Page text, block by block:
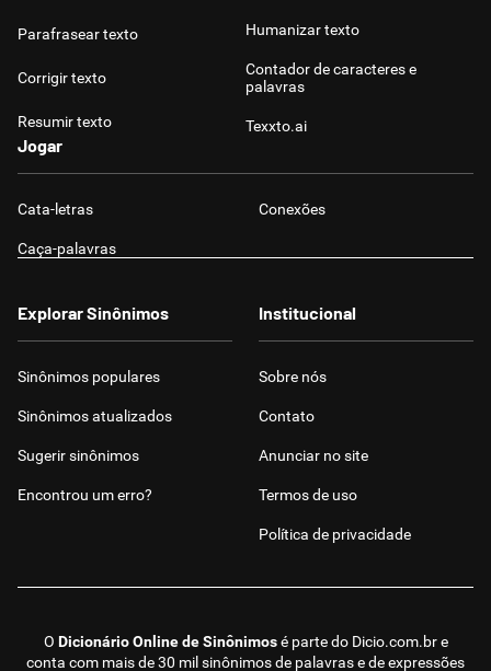
Parafrasear texto
Corrigir texto
Resumir texto
Humanizar texto
Contador de caracteres e
palavras
Texxto.ai
Jogar
Cata-letras Conexões
Caça-palavras
O Dicionário Online de Sinônimosé parte do Dicio.com.bre
conta com mais de 30 mil sinônimos de palavras e de expressões
Explorar Sinônimos
Sinônimos populares
Sinônimos atualizados
Sugerir sinônimos
Encontrou um erro?
Institucional
Sobre nós
Contato
Anunciar no site
Termos de uso
Política de privacidade